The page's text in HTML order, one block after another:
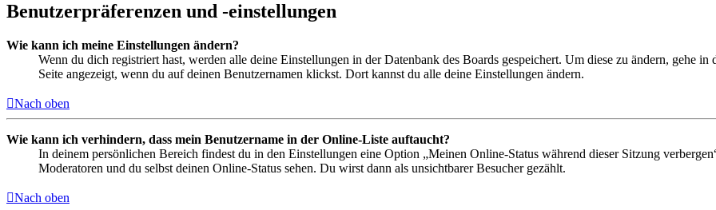
Benutzerpräferenzen und -einstellungen
Wie kann ich meine Einstellungen ändern?
Wenn du dich registriert hast, werden alle deine Einstellungen in der Datenbank des Boards gespeichert. Um diese zu ändern, gehe
Seite angezeigt, wenn du auf deinen Benutzernamen klickst. Dort kannst du alle deine Einstellungen ändern.
Nach oben
Wie kann ich verhindern, dass mein Benutzername in der Online-Liste auftaucht?
In deinem persönlichen Bereich findest du in den Einstellungen eine Option „Meinen Online-Status während dieser Sitzung
Moderatoren und du selbst deinen Online-Status sehen. Du wirst dann als unsichtbarer Besucher gezählt.
Nach oben